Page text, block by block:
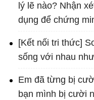
lý lẽ nào? Nhận
dụng để chứng
[Kết nối tri thức]
sống với nhau
Em đã từng bị
bạn mình bị cười